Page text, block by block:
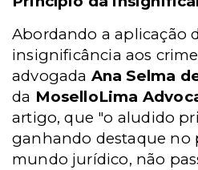
Abordando a aplicação
insignificância aos
advogada Ana Selma
da MoselloLima
artigo, que "o aludido
ganhando destaque no
mundo jurídico, não